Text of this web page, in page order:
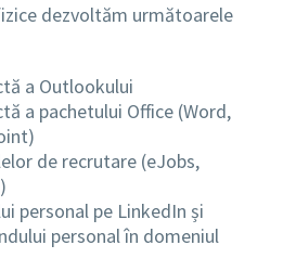
dezvoltăm următoarele
a Outlookului
a pachetului Office (Word,
de recrutare (eJobs,
personal pe LinkedIn și
personal în domeniul